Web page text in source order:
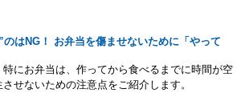
はNG！ お弁当を傷ませないために「やって
にお弁当は、作ってから食べるまでに時間が空
せないための注意点をご紹介します。